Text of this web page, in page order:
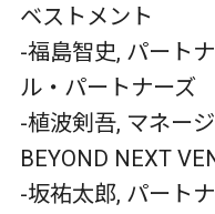
ベストメント
-福島智史, パート
ル・パートナーズ
-植波剣吾, マネー
BEYOND NEXT
-坂祐太郎, パート